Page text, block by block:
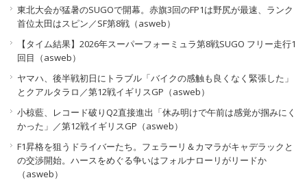
東北大会が猛暑のSUGOで開幕。赤旗3回のFP1は野尻が最速、ランク
首位太田はスピン／SF第8戦（asweb）
【タイム結果】2026年スーパーフォーミュラ第8戦SUGO フリー走行1
回目（asweb）
ヤマハ、後半戦初日にトラブル「バイクの感触も良くなく緊張した」
とクアルタラロ／第12戦イギリスGP（asweb）
小椋藍、レコード破りQ2直接進出「休み明けで午前は感覚が掴みにく
かった」／第12戦イギリスGP（asweb）
F1昇格を狙うドライバーたち。フェラーリ＆カマラがキャデラックと
の交渉開始。ハースをめぐる争いはフォルナローリがリードか
（asweb）